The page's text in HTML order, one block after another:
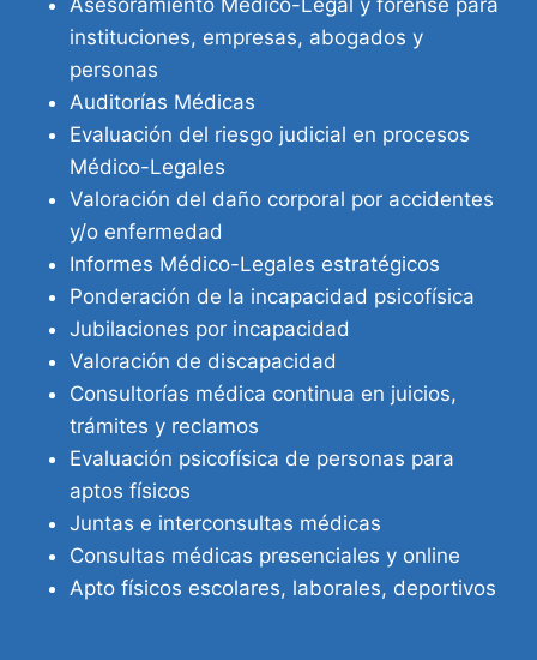
instituciones, empresas, abogados y
personas
Auditorías Médicas
Evaluación del riesgo judicial en procesos
Médico-Legales
Valoración del daño corporal por accidentes
y/o enfermedad
Informes Médico-Legales estratégicos
Ponderación de la incapacidad psicofísica
Jubilaciones por incapacidad
Valoración de discapacidad
Consultorías médica continua en juicios,
trámites y reclamos
Evaluación psicofísica de personas para
aptos físicos
Juntas e interconsultas médicas
Consultas médicas presenciales y online
Apto físicos escolares, laborales, deportivos